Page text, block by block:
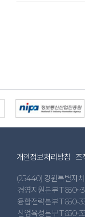
개인정보처리방침 조
(25440) 강원특별자치
·경영지원본부
·융합전략본부 T.650-
·산업육성본부 T.650-